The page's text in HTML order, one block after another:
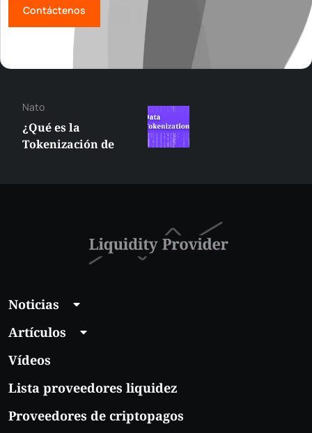
Contáctenos
Otar
Portfolio
Management:
Noticias
Artículos
Vídeos
Lista proveedores liquidez
Proveedores de criptopagos